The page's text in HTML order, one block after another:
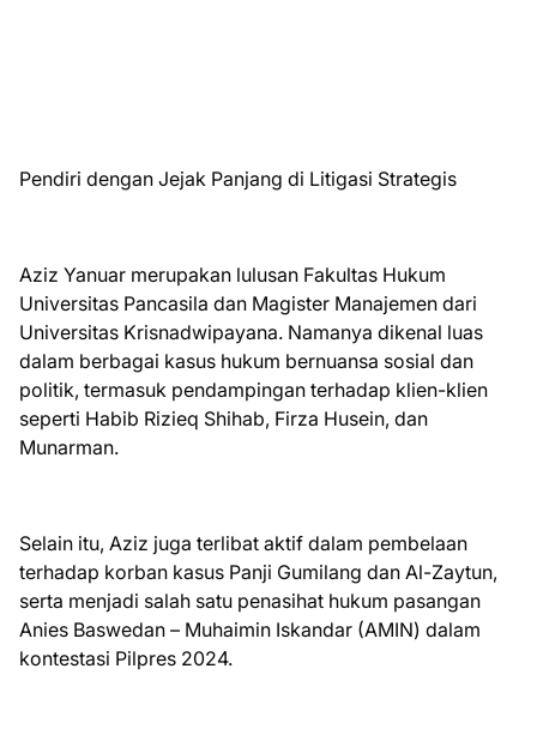
Pendiri dengan Jejak Panjang di Litigasi Strategis
Aziz Yanuar merupakan lulusan Fakultas Hukum
Universitas Pancasila dan Magister Manajemen dari
Universitas Krisnadwipayana. Namanya dikenal luas
dalam berbagai kasus hukum bernuansa sosial dan
politik, termasuk pendampingan terhadap klien-klien
seperti Habib Rizieq Shihab, Firza Husein, dan
Munarman.
Selain itu, Aziz juga terlibat aktif dalam pembelaan
terhadap korban kasus Panji Gumilang dan Al-Zaytun,
serta menjadi salah satu penasihat hukum pasangan
Anies Baswedan – Muhaimin Iskandar (AMIN) dalam
kontestasi Pilpres 2024.